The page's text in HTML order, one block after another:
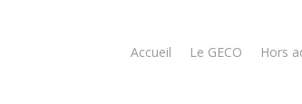
Accueil Le GECO Hors